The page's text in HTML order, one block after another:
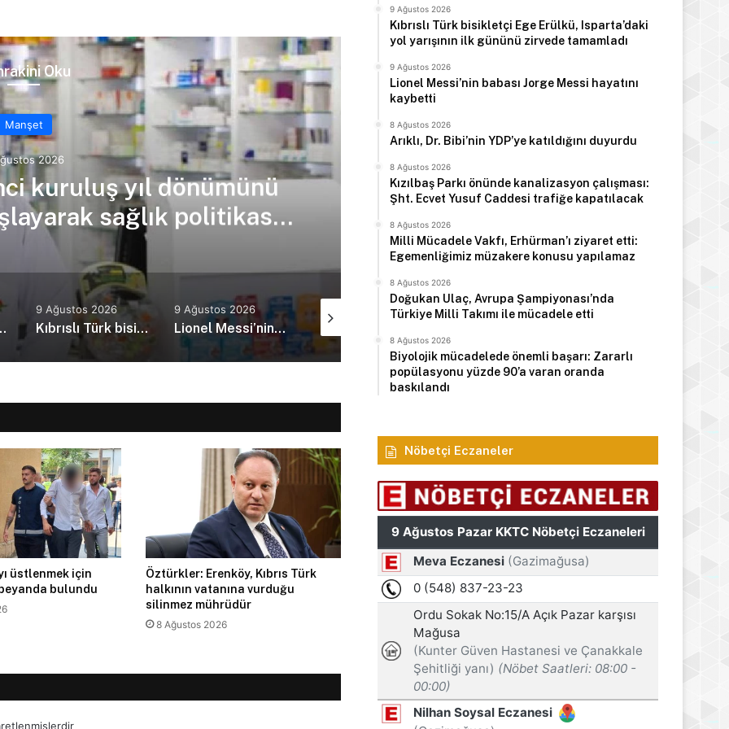
Oku
Manşet
2026
kuruluş yıl dönümünü
sağlık politikası
Usar İncirli, babası Naci
paylaştı
9 Ağustos 2026
Kıbrıslı Türk bisikletçi Ege Erülkü, Isparta’daki yol yarışının ilk gününü zirvede tamamladı
9 Ağustos 2026
Lionel Messi’nin babası Jorge Messi hayatını kaybetti
8 Ağustos 2026 8 Ağustos 2026 8 Ağustos 2026
üstlenmek için
bulundu
Öztürkler: Erenköy, Kıbrıs Türk
halkının vatanına vurduğu
silinmez mührüdür
8 Ağustos 2026
9 Ağustos 2026
Kıbrıslı Türk bisikletçi Ege Erülkü, Isparta’daki
yol yarışının ilk gününü zirvede tamamladı
9 Ağustos 2026
Lionel Messi’nin babası Jorge Messi hayatını
kaybetti
8 Ağustos 2026
Arıklı, Dr. Bibi’nin YDP’ye katıldığını duyurdu
8 Ağustos 2026
Kızılbaş Parkı önünde kanalizasyon çalışması:
Şht. Ecvet Yusuf Caddesi trafiğe kapatılacak
8 Ağustos 2026
Milli Mücadele Vakfı, Erhürman’ı ziyaret etti:
Egemenliğimiz müzakere konusu yapılamaz
8 Ağustos 2026
Doğukan Ulaç, Avrupa Şampiyonası’nda
Türkiye Milli Takımı ile mücadele etti
8 Ağustos 2026
Biyolojik mücadelede önemli başarı: Zararlı
popülasyonu yüzde 90’a varan oranda
baskılandı
Nöbetçi Eczaneler